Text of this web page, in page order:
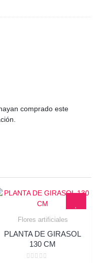
comprado este
Flores artificiales
PLANTA DE GIRASOL
130 CM